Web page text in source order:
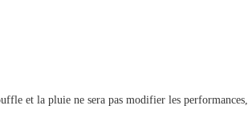
et la pluie ne sera pas modifier les performances,